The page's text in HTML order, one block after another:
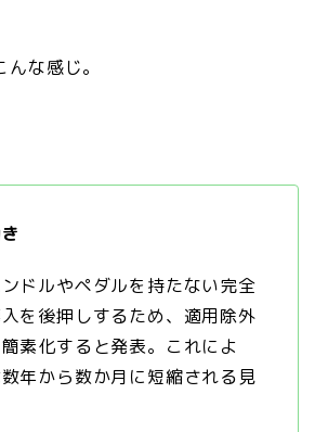
な感じ。
ドルやペダルを持たない完全
を後押しするため、適用除外
素化すると発表。これによ
年から数か月に短縮される見